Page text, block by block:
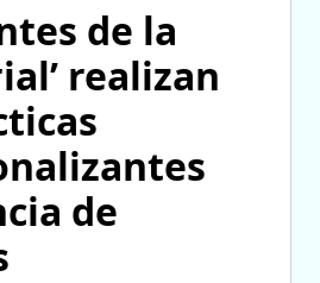
de la
realizan
de